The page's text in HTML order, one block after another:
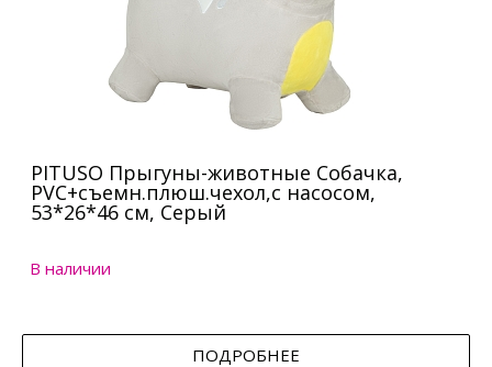
PITUSO Прыгуны-животные Собачка,
PVC+съемн.плюш.чехол,с насосом,
53*26*46 см, Серый
В наличии
ПОДРОБНЕЕ